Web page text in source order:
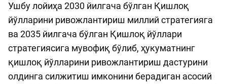
Ушбу лойиҳа 2030 йилгача бўлган Қишлоқ
йўлларини ривожлантириш миллий стратегияга
ва 2035 йилгача бўлган Қишлоқ йўллари
стратегиясига мувофиқ бўлиб, ҳукуматнинг
қишлоқ йўлларини ривожлантириш дастурини
олдинга силжитиш имконини берадиган асосий